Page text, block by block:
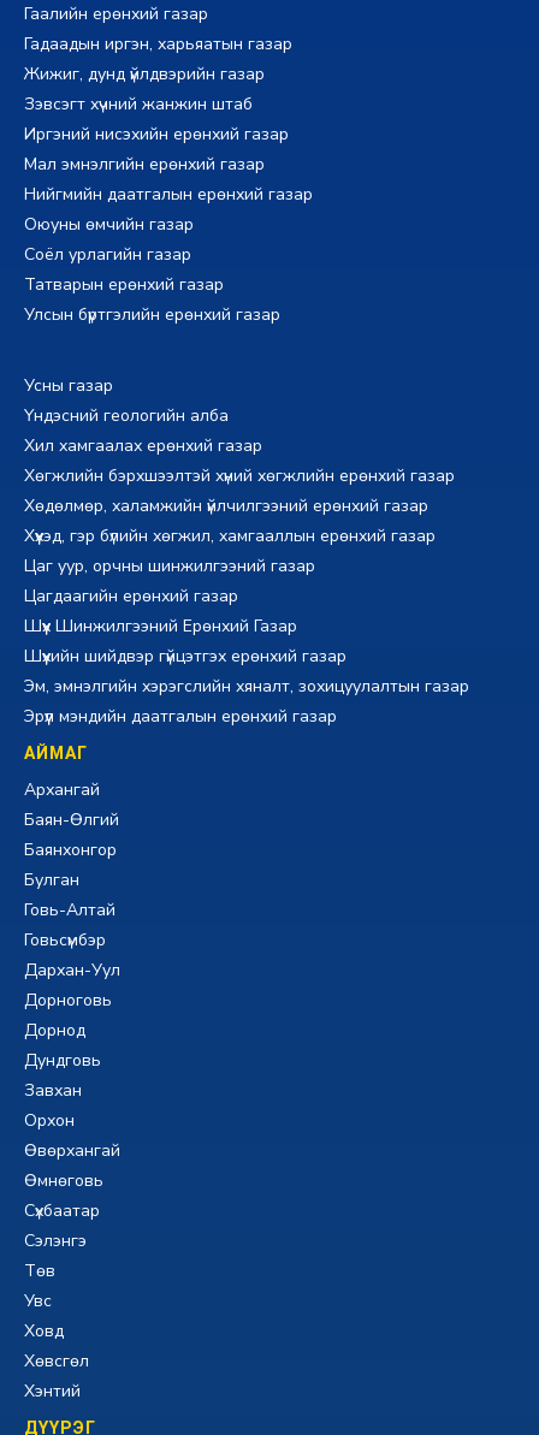
Гаалийн ерөнхий газар
Гадаадын иргэн, харьяатын газар
Жижиг, дунд үйлдвэрийн газар
Зэвсэгт хүчний жанжин штаб
Иргэний нисэхийн ерөнхий газар
Мал эмнэлгийн ерөнхий газар
Нийгмийн даатгалын ерөнхий газар
Оюуны өмчийн газар
Соёл урлагийн газар
Татварын ерөнхий газар
Улсын бүртгэлийн ерөнхий газар
Усны газар
Үндэсний геологийн алба
Хил хамгаалах ерөнхий газар
Хөгжлийн бэрхшээлтэй хүний хөгжлийн ерөнхий газар
Хөдөлмөр, халамжийн үйлчилгээний ерөнхий газар
Хүүхэд, гэр бүлийн хөгжил, хамгааллын ерөнхий газар
Цаг уур, орчны шинжилгээний газар
Цагдаагийн ерөнхий газар
Шүүх Шинжилгээний Ерөнхий Газар
Шүүхийн шийдвэр гүйцэтгэх ерөнхий газар
Эм, эмнэлгийн хэрэгслийн хяналт, зохицуулалтын газар
Эрүүл мэндийн даатгалын ерөнхий газар
АЙМАГ
Архангай
Баян-Өлгий
Баянхонгор
Булган
Говь-Алтай
Говьсүмбэр
Дархан-Уул
Дорноговь
Дорнод
Дундговь
Завхан
Орхон
Өвөрхангай
Өмнөговь
Сүхбаатар
Сэлэнгэ
Төв
Увс
Ховд
Хөвсгөл
Хэнтий
ДҮҮРЭГ